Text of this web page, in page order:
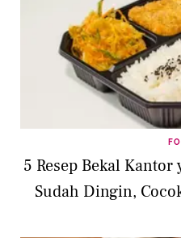
5 Resep Bekal Kantor
Sudah Dingin,